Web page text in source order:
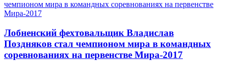
Лобненский фехтовальщик Владислав
Поздняков стал чемпионом мира в командных
соревнованиях на первенстве Мира-2017